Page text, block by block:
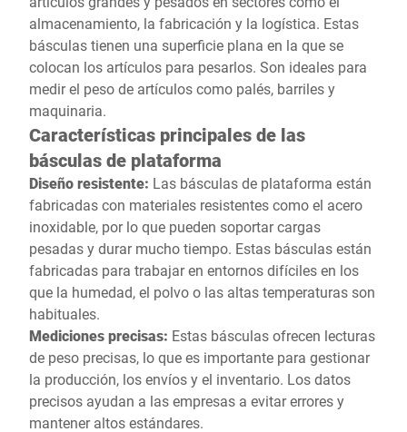
almacenamiento, la fabricación y la logística. Estas
básculas tienen una superficie plana en la que se
colocan los artículos para pesarlos. Son ideales para
medir el peso de artículos como palés, barriles y
maquinaria.
Características principales de las
básculas de plataforma
Diseño resistente: Las básculas de plataforma están
fabricadas con materiales resistentes como el acero
inoxidable, por lo que pueden soportar cargas
pesadas y durar mucho tiempo. Estas básculas están
fabricadas para trabajar en entornos difíciles en los
que la humedad, el polvo o las altas temperaturas son
habituales.
Mediciones precisas: Estas básculas ofrecen lecturas
de peso precisas, lo que es importante para gestionar
la producción, los envíos y el inventario. Los datos
precisos ayudan a las empresas a evitar errores y
mantener altos estándares.